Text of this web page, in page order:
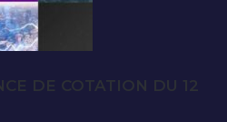
DE COTATION DU 12